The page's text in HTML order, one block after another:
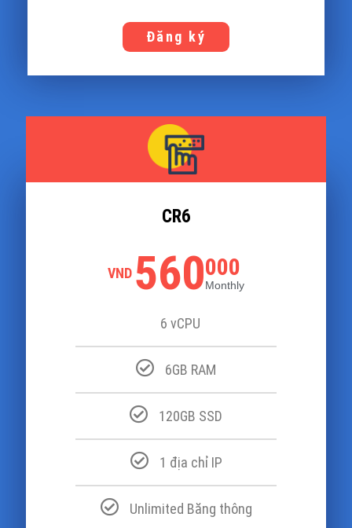
Đăng ký
CR6
VND 560000
Monthly
6 vCPU
6GB RAM
120GB SSD
1 địa chỉ IP
Unlimited Băng thông